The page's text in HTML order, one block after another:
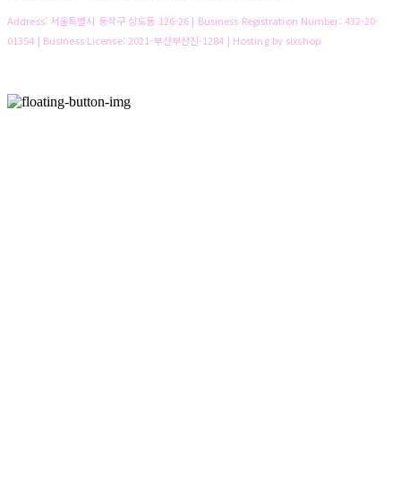
Address: 서울특별시 동작구 상도동 126-26 | Business Registration Number: 432-20-
01354 | Business License: 2021-부산부산진-1284 | Hosting by sixshop